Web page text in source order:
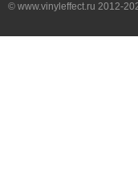
© www.vinyleffect.ru 2012-